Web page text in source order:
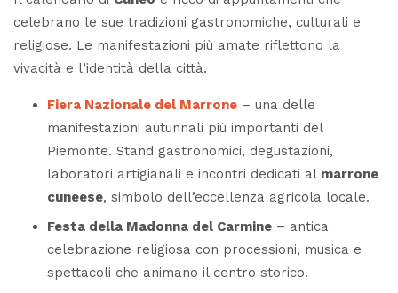
celebrano le sue tradizioni gastronomiche, culturali e
religiose. Le manifestazioni più amate riflettono la
vivacità e l’identità della città.
Fiera Nazionale del Marrone– una delle
manifestazioni autunnali più importanti del
Piemonte. Stand gastronomici, degustazioni,
laboratori artigianali e incontri dedicati al marrone
cuneese, simbolo dell’eccellenza agricola locale.
Festa della Madonna del Carmine– antica
celebrazione religiosa con processioni, musica e
spettacoli che animano il centro storico.